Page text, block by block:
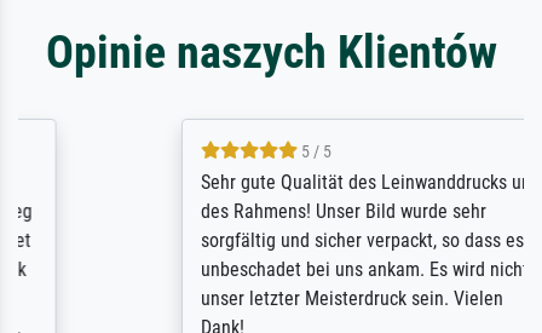
Opinie naszych Klientów
5 / 5
Sehr gute Qualität des Leinwanddrucks und
des Rahmens! Unser Bild wurde sehr
sorgfältig und sicher verpackt, so dass es
unbeschadet bei uns ankam. Es wird nicht
unser letzter Meisterdruck sein. Vielen